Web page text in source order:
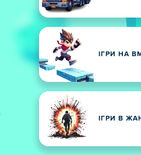
ІГРИ НА
ІГРИ В